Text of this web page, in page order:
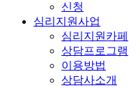
신청
심리지원사업
심리지원카페
상담프로그램
이용방법
상담사소개